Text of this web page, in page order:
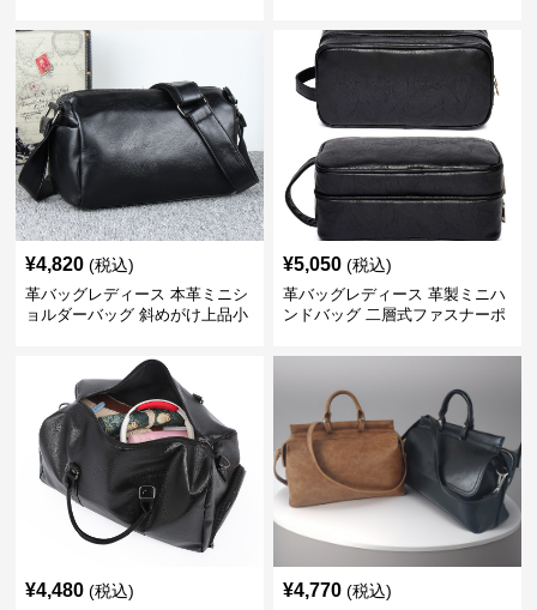
¥4,820 (税込)
革バッグレディース 本革ミニシ
ョルダーバッグ 斜めがけ上品小
¥5,050 (税込)
革バッグレディース 革製ミニハ
ンドバッグ 二層式ファスナーポ
¥4,480 (税込) ¥4,770 (税込)